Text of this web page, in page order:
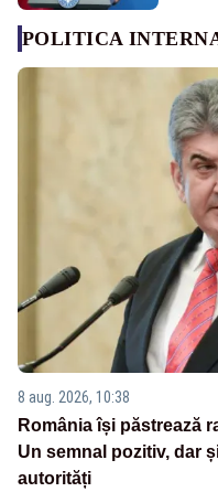
POLITICA
8 aug. 2026, 10:38
România își păstrează
Un semnal pozitiv, dar
autorități